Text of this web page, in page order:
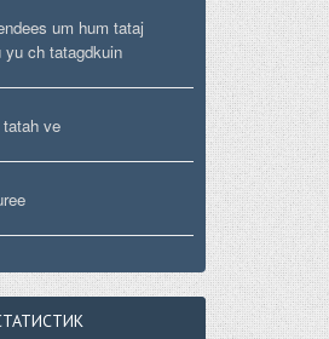
um hum tataj
yu ch tatagdkuin
ve